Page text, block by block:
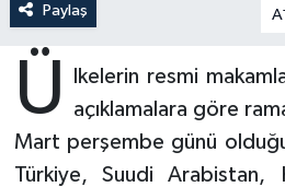
Paylaş A-
Ü
lkelerin resmi
açıklamalara göre
Mart perşembe günü
Türkiye, Suudi Arabistan,
Bayburt Müftülüğü
Bilecik Müftülüğü
Zekat
Eğitim
Kültür-Sanat